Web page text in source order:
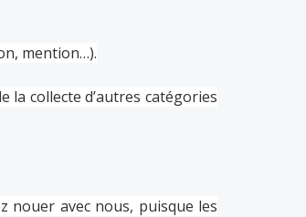
mention…).
la collecte d’autres catégories
nouer avec nous, puisque les